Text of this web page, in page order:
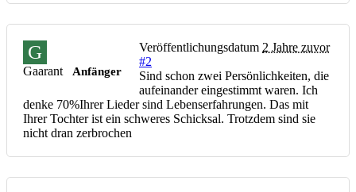
G
Gaarant Anfänger
Veröffentlichungsdatum 2 Jahre zuvor
#2
Sind schon zwei Persönlichkeiten, die
aufeinander eingestimmt waren. Ich
denke 70%Ihrer Lieder sind Lebenserfahrungen. Das mit
Ihrer Tochter ist ein schweres Schicksal. Trotzdem sind sie
nicht dran zerbrochen